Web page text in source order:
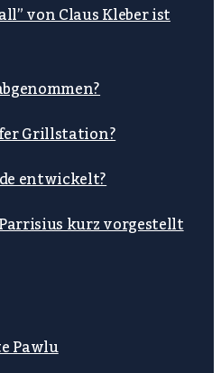
von Claus Kleber ist
Grillstation?
entwickelt?
kurz vorgestellt
Pawlu